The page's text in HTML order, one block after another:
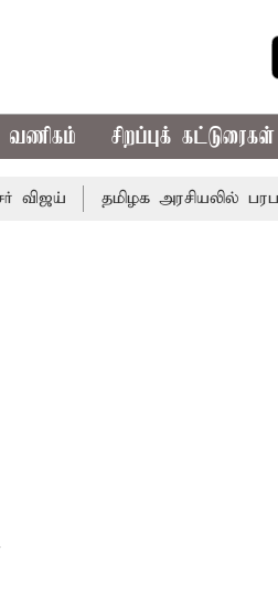
வணிகம் சிறப்புக் கட்டுரைகள்
தமிழக அரசியலில் பரபரப்பு;